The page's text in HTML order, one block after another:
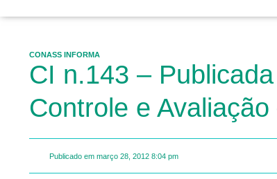
CONASS INFORMA
CI n.143 –
Controle e
Publicado em março 28, 2012 8:04 pm